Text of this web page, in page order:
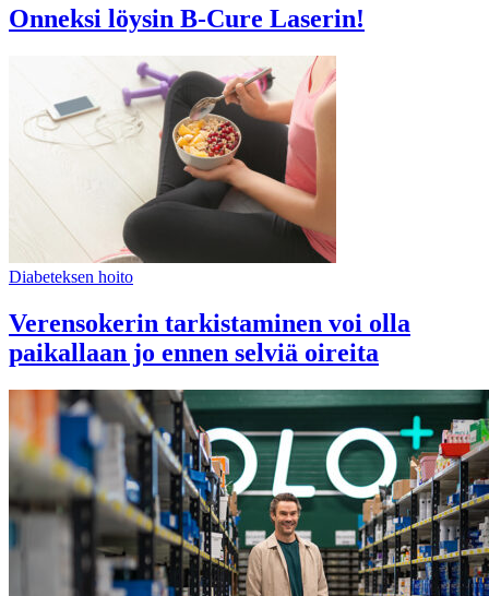
Onneksi löysin B-Cure Laserin!
Diabeteksen hoito
Verensokerin tarkistaminen voi olla
paikallaan jo ennen selviä oireita